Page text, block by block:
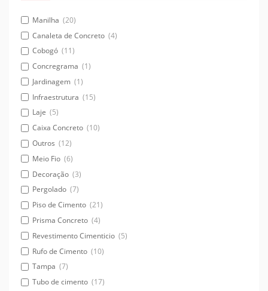
Manilha (20)
Canaleta de Concreto (4)
Cobogó (11)
Concregrama (1)
Jardinagem (1)
Infraestrutura (15)
Laje (5)
Caixa Concreto (10)
Outros (12)
Meio Fio (6)
Decoração (3)
Pergolado (7)
Piso de Cimento (21)
Prisma Concreto (4)
Revestimento Cimenticio (5)
Rufo de Cimento (10)
Tampa (7)
Tubo de cimento (17)